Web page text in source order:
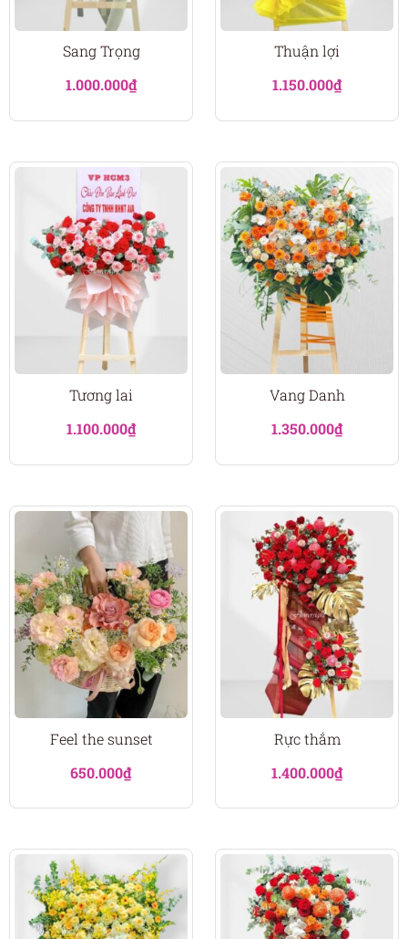
Sang Trọng
1.000.000₫
Thuận lợi
1.150.000₫
Tương lai
1.100.000₫
Vang Danh
1.350.000₫
Feel the sunset
650.000₫
Rực thắm
1.400.000₫